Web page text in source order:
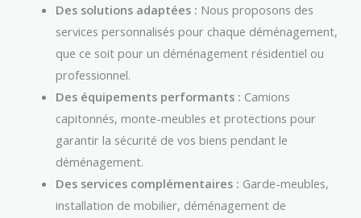
Des solutions adaptées : Nous proposons des
services personnalisés pour chaque déménagement,
que ce soit pour un déménagement résidentiel ou
professionnel.
Des équipements performants : Camions
capitonnés, monte-meubles et protections pour
garantir la sécurité de vos biens pendant le
déménagement.
Des services complémentaires : Garde-meubles,
installation de mobilier, déménagement de